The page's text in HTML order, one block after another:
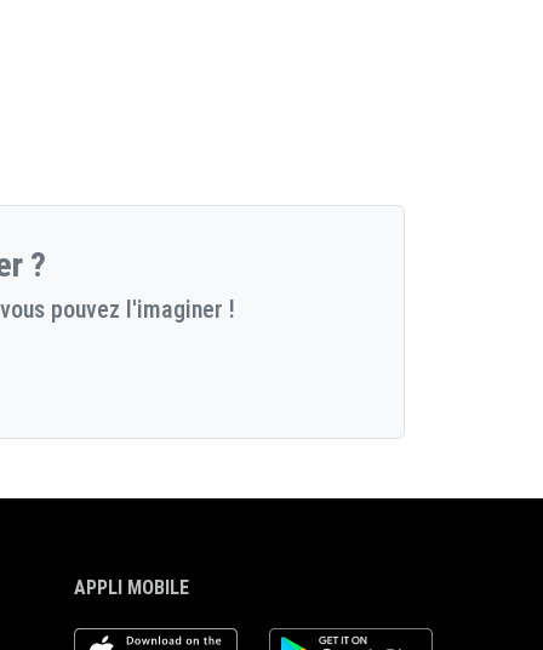
?
pouvez l'imaginer !
APPLI MOBILE
iOS app Android App